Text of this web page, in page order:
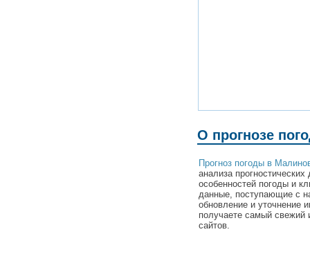
О прогнозе
Прогноз погоды в
анализа
особенностей погоды и
данные, поступающие с
обновление и уточнение
получаете самый свежий
сайтов.